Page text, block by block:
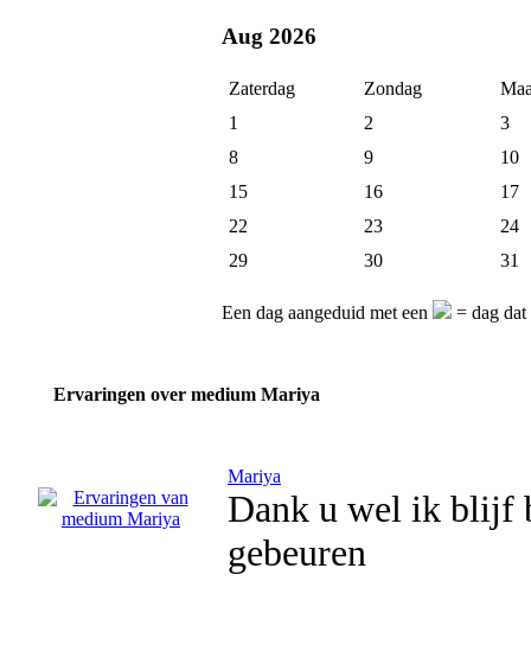
Aug 2026
Zaterdag Zondag
1
2
3
8
9
10
15
16
17
22
23
24
29
30 31
Een dag aangeduid met een = dag
Ervaringen over medium Mariya
Mariya
Dank u wel ik blijf
gebeuren